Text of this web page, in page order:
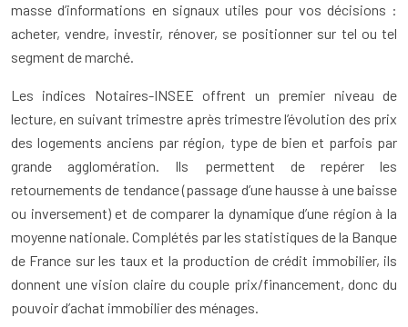
masse d’informations en signaux utiles pour vos décisions :
acheter, vendre, investir, rénover, se positionner sur tel ou tel
segment de marché.
Les indices Notaires-INSEE offrent un premier niveau de
lecture, en suivant trimestre après trimestre l’évolution des prix
des logements anciens par région, type de bien et parfois par
grande agglomération. Ils permettent de repérer les
retournements de tendance (passage d’une hausse à une baisse
ou inversement) et de comparer la dynamique d’une région à la
moyenne nationale. Complétés par les statistiques de la Banque
de France sur les taux et la production de crédit immobilier, ils
donnent une vision claire du couple prix/financement, donc du
pouvoir d’achat immobilier des ménages.